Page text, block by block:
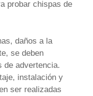
probar chispas de
daños a la
se deben
de advertencia.
instalación y
ser realizadas